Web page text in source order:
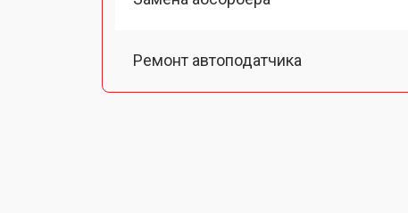
Ремонт автоподатчика